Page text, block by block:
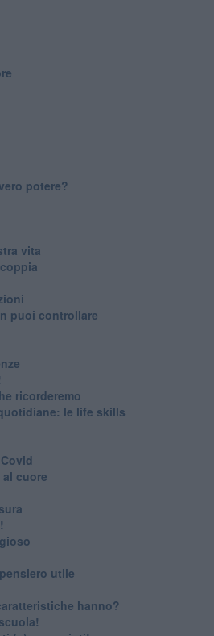
potere?
vita
puoi controllare
ricorderemo
le life skills
cuore
utile
hanno?